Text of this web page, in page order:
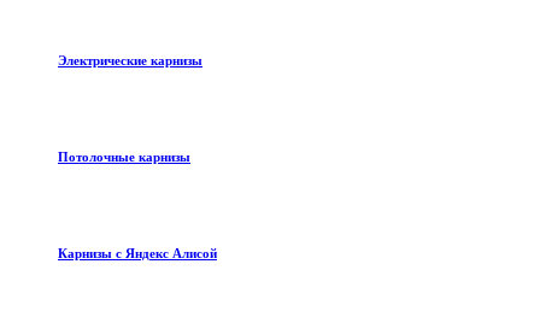
Электрические карнизы
Потолочные карнизы
Карнизы с Яндекс Алисой